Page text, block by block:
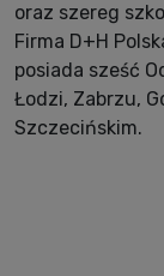
oraz szereg
Firma D+H
posiada sześć
Łodzi, Zabrzu,
Szczecińskim.